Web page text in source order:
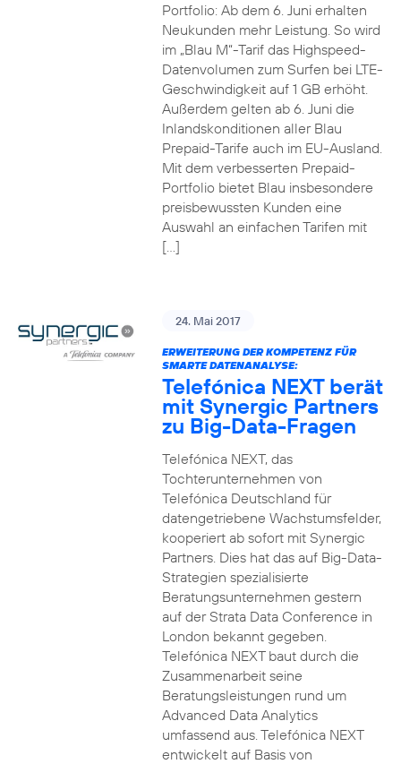
Portfolio: Ab dem 6. Juni erhalten
Neukunden mehr Leistung. So wird
im „Blau M“-Tarif das Highspeed-
Datenvolumen zum Surfen bei LTE-
Geschwindigkeit auf 1 GB erhöht.
Außerdem gelten ab 6. Juni die
Inlandskonditionen aller Blau
Prepaid-Tarife auch im EU-Ausland.
Mit dem verbesserten Prepaid-
Portfolio bietet Blau insbesondere
preisbewussten Kunden eine
Auswahl an einfachen Tarifen mit
[…]
24. Mai 2017
ERWEITERUNG DER KOMPETENZ FÜR
SMARTE DATENANALYSE:
Telefónica NEXT berät
mit Synergic Partners
zu Big-Data-Fragen
Telefónica NEXT, das
Tochterunternehmen von
Telefónica Deutschland für
datengetriebene Wachstumsfelder,
kooperiert ab sofort mit Synergic
Partners. Dies hat das auf Big-Data-
Strategien spezialisierte
Beratungsunternehmen gestern
auf der Strata Data Conference in
London bekannt gegeben.
Telefónica NEXT baut durch die
Zusammenarbeit seine
Beratungsleistungen rund um
Advanced Data Analytics
umfassend aus. Telefónica NEXT
entwickelt auf Basis von